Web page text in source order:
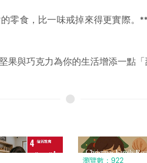
零食，比一味戒掉來得更實際。
與巧克力為你的生活增添一點「
瀏覽數：922